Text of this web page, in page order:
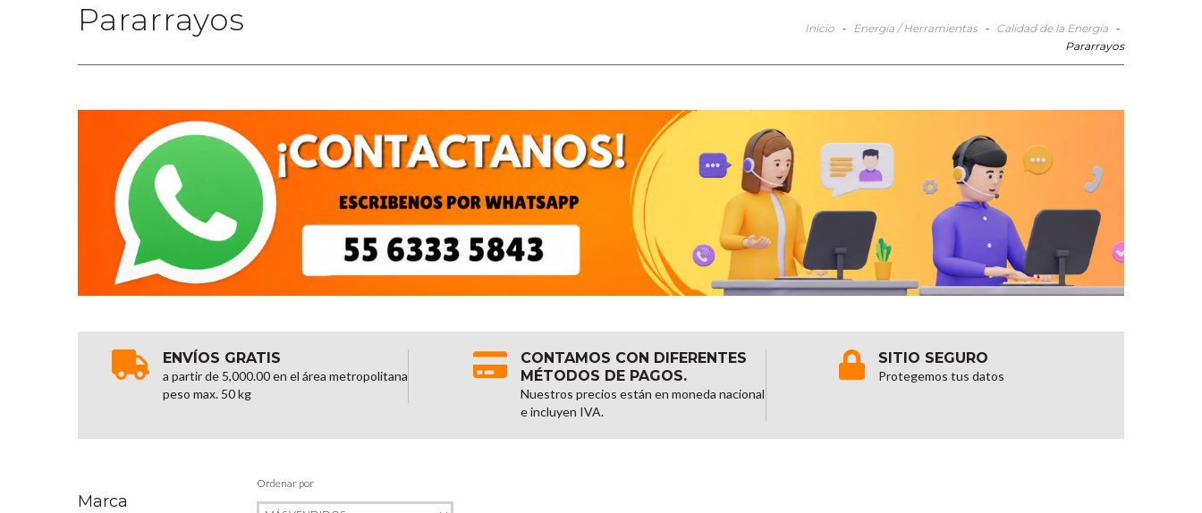
Pararrayos Inicio - Energía / Herramientas - Calidad de la Energía -
Pararrayos
ENVÍOS GRATIS
a partir de 5,000.00 en el área metropolitana
peso max. 50 kg
CONTAMOS CON DIFERENTES
MÉTODOS DE PAGOS.
Nuestros precios están en moneda nacional
e incluyen IVA.
SITIO SEGURO
Protegemos tus datos
Marca
Ordenar por